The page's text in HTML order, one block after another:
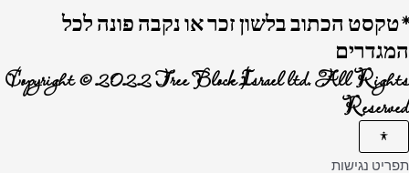
*טקסט הכתוב בלשון זכר או נקבה פונה לכל
המגדרים
Copyright © 2022 Tree Block Israel ltd. All Rights
Reserved
תפריט נגישות